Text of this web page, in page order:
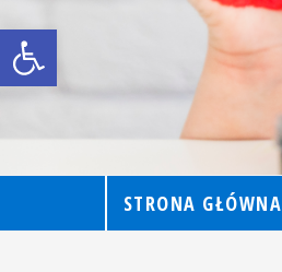
Open toolbar
STRONA GŁÓWNA